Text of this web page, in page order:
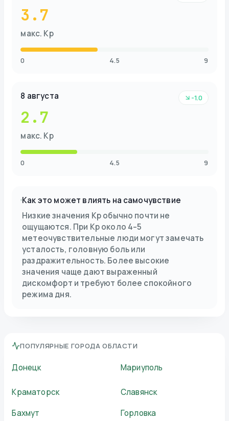
3.7
макс. Kp
0 4.5 9
8 августа
2.7
макс. Kp
-1.0
0 4.5 9
Как это может влиять на самочувствие
Низкие значения Kp обычно почти не
ощущаются. При Kp около 4–5
метеочувствительные люди могут замечать
усталость, головную боль или
раздражительность. Более высокие
значения чаще дают выраженный
дискомфорт и требуют более спокойного
режима дня.
ПОПУЛЯРНЫЕ ГОРОДА ОБЛАСТИ
Донецк Мариуполь
Краматорск
Славянск
Бахмут
Горловка